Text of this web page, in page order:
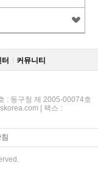
터 커뮤니티
: 동구청 제 2005-00074호
| 팩스 :